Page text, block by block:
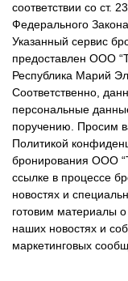
соответствии со ст.
Федерального
Указанный сервис
предоставлен ООО
Республика Марий
Соответственно,
персональные
поручению. Просим
Политикой
бронирования ООО
ссылке в процессе
новостях и
готовим материалы
наших новостях и
маркетинговых